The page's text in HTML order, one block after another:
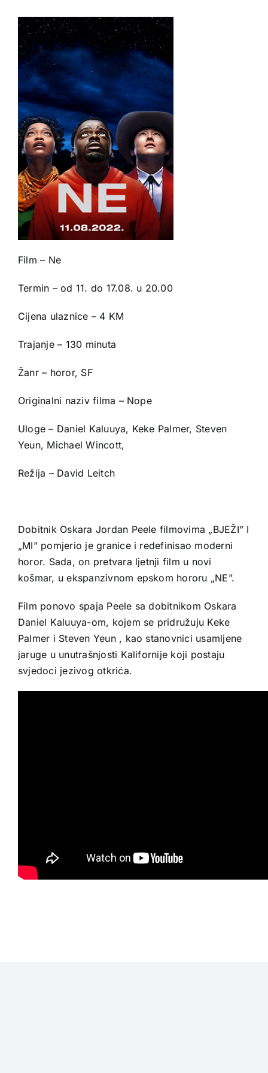
Film – Ne
Termin – od 11. do 17.08. u 20.00
Cijena ulaznice – 4 KM
Trajanje – 130 minuta
Žanr – horor, SF
Originalni naziv filma – Nope
Uloge – Daniel Kaluuya, Keke Palmer, Steven
Yeun, Michael Wincott,
Režija – David Leitch
Dobitnik Oskara Jordan Peele filmovima „BJEŽI” I
„MI” pomjerio je granice i redefinisao moderni
horor. Sada, on pretvara ljetnji film u novi
košmar, u ekspanzivnom epskom hororu „NE”.
Film ponovo spaja Peele sa dobitnikom Oskara
Daniel Kaluuya-om, kojem se pridružuju Keke
Palmer i Steven Yeun , kao stanovnici usamljene
jaruge u unutrašnjosti Kalifornije koji postaju
svjedoci jezivog otkrića.